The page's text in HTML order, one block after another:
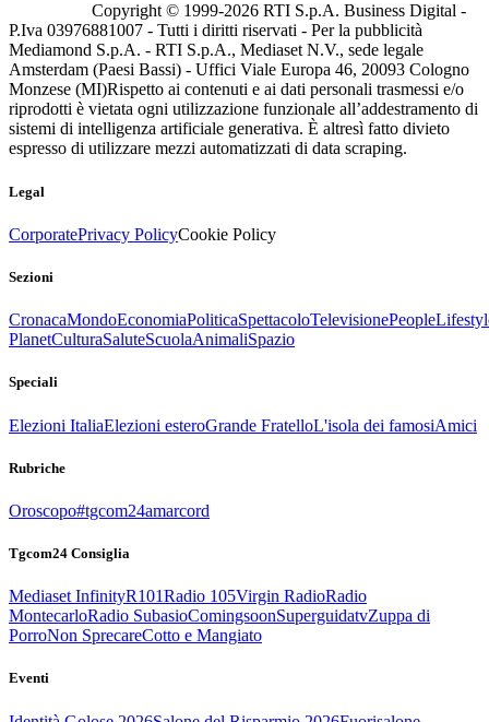
Copyright © 1999-2026 RTI S.p.A. Business Digital -
P.Iva 03976881007 - Tutti i diritti riservati - Per la pubblicità
Mediamond S.p.A. - RTI S.p.A., Mediaset N.V., sede legale
Amsterdam (Paesi Bassi) - Uffici Viale Europa 46, 20093 Cologno
Monzese (MI)Rispetto ai contenuti e ai dati personali trasmessi e/o
riprodotti è vietata ogni utilizzazione funzionale all’addestramento di
sistemi di intelligenza artificiale generativa. È altresì fatto divieto
espresso di utilizzare mezzi automatizzati di data scraping.
Legal
CorporatePrivacy PolicyCookie Policy
Sezioni
CronacaMondoEconomiaPoliticaSpettacoloTelevisionePeople
PlanetCulturaSaluteScuolaAnimaliSpazio
Speciali
Elezioni ItaliaElezioni esteroGrande FratelloL'isola dei famosiAmici
Rubriche
Oroscopo#tgcom24amarcord
Tgcom24 Consiglia
Mediaset InfinityR101Radio 105Virgin RadioRadio
MontecarloRadio SubasioComingsoonSuperguidatvZuppa di
PorroNon SprecareCotto e Mangiato
Eventi